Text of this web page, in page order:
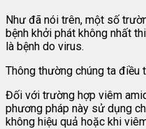
Như đã nói trên, một số
bệnh khởi phát không nhất
là bệnh do virus.
Thông thường chúng ta điều
Đối với trường hợp viêm
phương pháp này sử dụng
không hiệu quả hoặc khi